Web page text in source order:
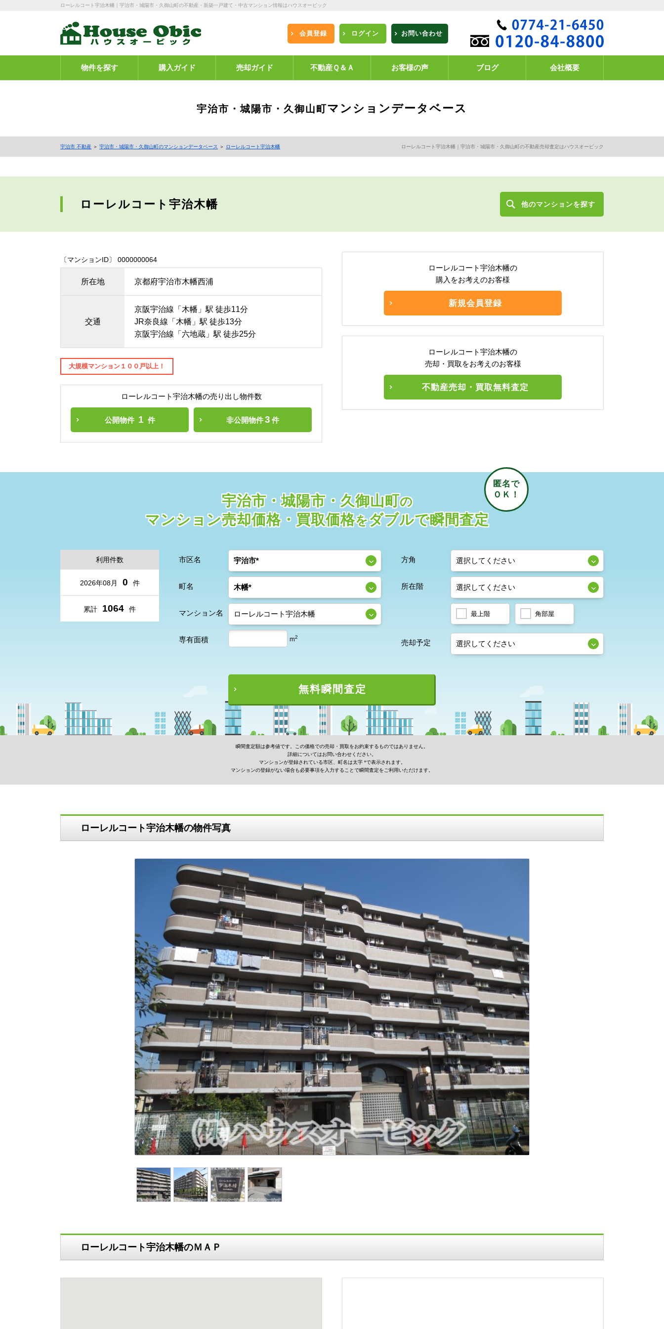
ローレルコート宇治木幡｜宇治市・城陽市・久御山町の不動産・新築一戸建て・中古マンション情報はハウスオービック
会員登録 ログイン お問い合わせ
物件を探す 購入ガイド 売却ガイド 不動産Ｑ＆Ａ お客様の声 ブログ 会社概要
宇治市・城陽市・久御山町マンションデータベース
宇治市 不動産 ＞ 宇治市・城陽市・久御山町のマンションデータベース ＞ ローレルコート宇治木幡 ローレルコート宇治木幡｜宇治市・城陽市・久御山町の不動産売却査定はハウスオービック
ローレルコート宇治木幡 他のマンションを探す
〔マンションID〕 0000000064
所在地 京都府宇治市木幡西浦
交通
京阪宇治線「木幡」駅 徒歩11分
JR奈良線「木幡」駅 徒歩13分
京阪宇治線「六地蔵」駅 徒歩25分
大規模マンション１００戸以上！
ローレルコート宇治木幡の売り出し物件数
公開物件 1 件 非公開物件3 件
ローレルコート宇治木幡の
購入をお考えのお客様
新規会員登録
ローレルコート宇治木幡の
売却・買取をお考えのお客様
不動産売却・買取無料査定
宇治市・城陽市・久御山町の
マンション売却価格・ 買取価格をダブルで瞬間査定
利用件数
2026年08月 0 件
累計 1064 件
市区名
町名
マンション名
専有面積 m2
方角
所在階
最上階 角部屋
売却予定
無料瞬間査定
瞬間査定額は参考値です。この価格での売却・買取をお約束するものではありません。
詳細についてはお問い合わせください。
マンションが登録されている市区、町名は太字 *で表示されます。
マンションの登録がない場合も必要事項を入力することで瞬間査定をご利用いただけます。
ローレルコート宇治木幡の物件写真
ローレルコート宇治木幡のＭＡＰ